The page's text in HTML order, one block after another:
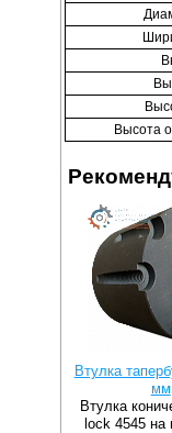
Высота
Втулка
мм
Втулка
lock 4545 на